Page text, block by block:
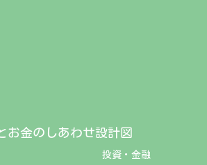
お金のしあわせ設計図
投資・金融